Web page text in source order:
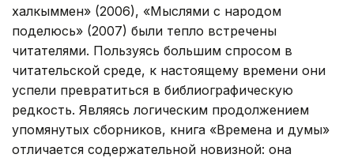
халкыммен» (2006), «Мыслями с народом
поделюсь» (2007) были тепло встречены
читателями. Пользуясь большим спросом в
читательской среде, к настоящему времени они
успели превратиться в библиографическую
редкость. Являясь логическим продолжением
упомянутых сборников, книга «Времена и думы»
отличается содержательной новизной: она